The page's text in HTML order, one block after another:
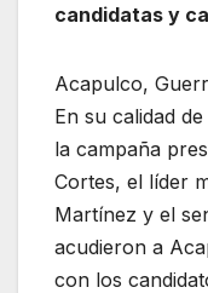
candidatas y
Acapulco,
En su calidad
la campaña
Cortes, el líder
Martínez y el
acudieron a
con los